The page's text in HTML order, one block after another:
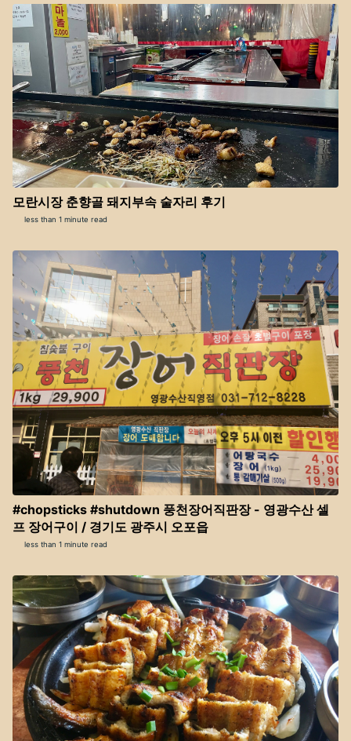
모란시장 춘향골 돼지부속 술자리 후기
less than 1 minute read
#chopsticks #shutdown 풍천장어직판장 - 영광수산 셀
프 장어구이 / 경기도 광주시 오포읍
less than 1 minute read